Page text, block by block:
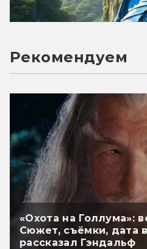
Рекомендуем
«Охота на Голлума»:
Сюжет, съёмки, дата
рассказал Гэндальф